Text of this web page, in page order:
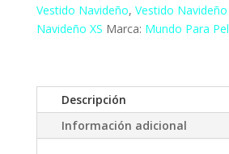
Vestido Navideño, Vestido Navideño
Navideño XS Marca: Mundo Para
Descripción
Información adicional